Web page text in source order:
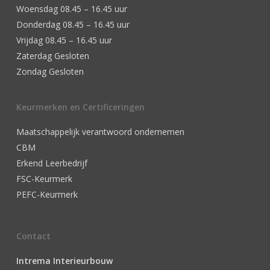
Woensdag 08.45 – 16.45 uur
Donderdag 08.45 – 16.45 uur
Vrijdag 08.45 – 16.45 uur
Zaterdag Gesloten
Zondag Gesloten
Keurmerken en Certificeringen
Maatschappelijk verantwoord ondernemen
CBM
Erkend Leerbedrijf
FSC-Keurmerk
PEFC-Keurmerk
Contact
Intrema Interieurbouw